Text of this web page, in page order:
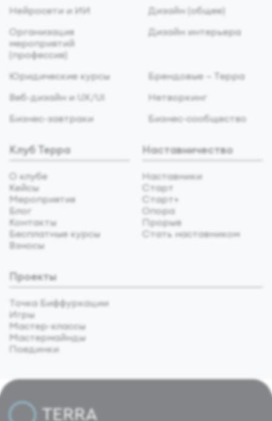
Нейросети и ИИ
Дизайн (общее)
Организация
мероприятий
(профессия)
Дизайн интерьера
Юридические курсы
Брендовые — Терра
Веб-дизайн и UX/UI
Нетворкинг
Бизнес-завтраки
Бизнес-сообщество
Клуб Терра
О клубе
Кейсы
Мероприятия
Блог
Контакты
Бесплатные курсы
Взносы
Наставничество
Наставники
Старт
Старт+
Опора
Прорыв
Стать наставником
Проекты
Точка Биффуркации
Игры
Мастер-классы
Мастермайнды
Поединки